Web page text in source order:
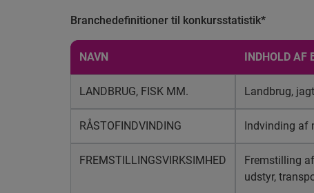
Branchedefinitioner til konkursstatistik*
NAVN INDHOLD AF
LANDBRUG, FISK MM. Landbrug,
RÅSTOFINDVINDING Indvinding af
FREMSTILLINGSVIRKSIMHED
Fremstilling
udstyr,